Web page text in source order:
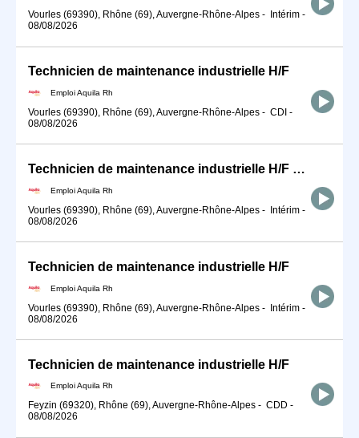
Vourles (69390), Rhône (69), Auvergne-Rhône-Alpes - Intérim -
08/08/2026
Technicien de maintenance industrielle H/F
Emploi Aquila Rh
Vourles (69390), Rhône (69), Auvergne-Rhône-Alpes - CDI -
08/08/2026
Technicien de maintenance industrielle H/F VSD
Emploi Aquila Rh
Vourles (69390), Rhône (69), Auvergne-Rhône-Alpes - Intérim -
08/08/2026
Technicien de maintenance industrielle H/F
Emploi Aquila Rh
Vourles (69390), Rhône (69), Auvergne-Rhône-Alpes - Intérim -
08/08/2026
Technicien de maintenance industrielle H/F
Emploi Aquila Rh
Feyzin (69320), Rhône (69), Auvergne-Rhône-Alpes - CDD -
08/08/2026